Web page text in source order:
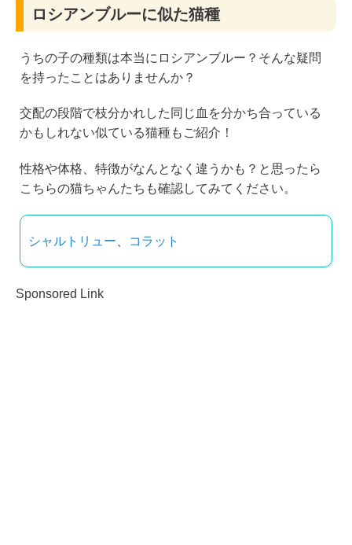
ロシアンブルーに似た猫種
うちの子の種類は本当にロシアンブルー？そんな疑問
を持ったことはありませんか？
交配の段階で枝分かれした同じ血を分かち合っている
かもしれない似ている猫種もご紹介！
性格や体格、特徴がなんとなく違うかも？と思ったら
こちらの猫ちゃんたちも確認してみてください。
シャルトリュー コラット
Sponsored Link